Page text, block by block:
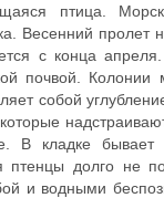
птица.
Весенний пролет
с конца
почвой.
собой
В кладке
долго не
и водными